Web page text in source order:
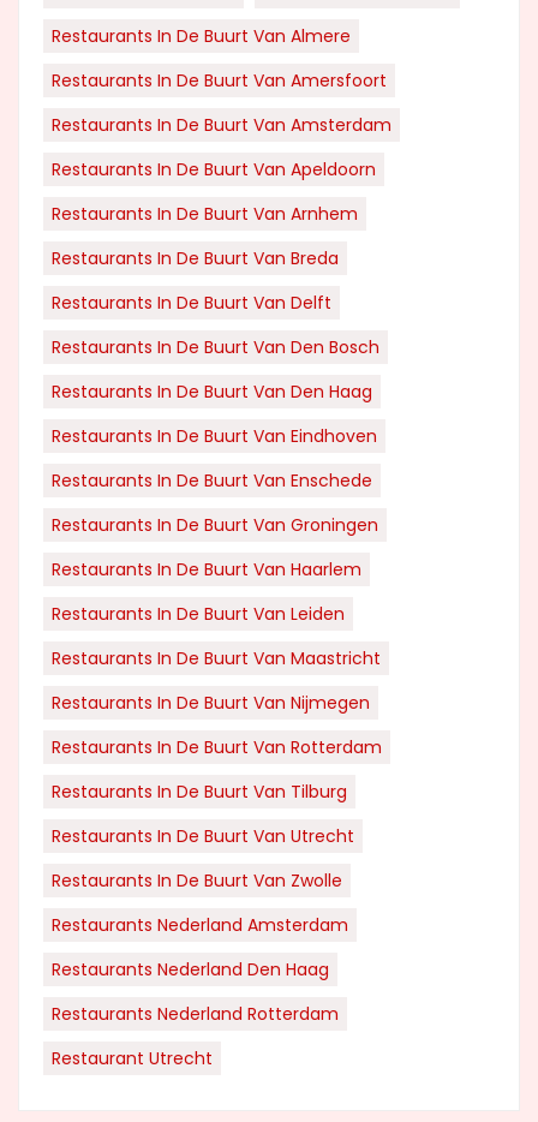
Restaurants In De Buurt Van Almere
Restaurants In De Buurt Van Amersfoort
Restaurants In De Buurt Van Amsterdam
Restaurants In De Buurt Van Apeldoorn
Restaurants In De Buurt Van Arnhem
Restaurants In De Buurt Van Breda
Restaurants In De Buurt Van Delft
Restaurants In De Buurt Van Den Bosch
Restaurants In De Buurt Van Den Haag
Restaurants In De Buurt Van Eindhoven
Restaurants In De Buurt Van Enschede
Restaurants In De Buurt Van Groningen
Restaurants In De Buurt Van Haarlem
Restaurants In De Buurt Van Leiden
Restaurants In De Buurt Van Maastricht
Restaurants In De Buurt Van Nijmegen
Restaurants In De Buurt Van Rotterdam
Restaurants In De Buurt Van Tilburg
Restaurants In De Buurt Van Utrecht
Restaurants In De Buurt Van Zwolle
Restaurants Nederland Amsterdam
Restaurants Nederland Den Haag
Restaurants Nederland Rotterdam
Restaurant Utrecht